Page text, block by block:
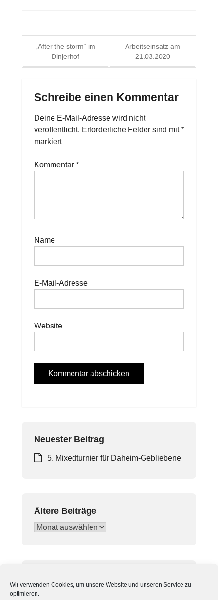
Wir verwenden Cookies, um unsere Website und unseren Service zu
optimieren.
Beitragsnavigation
„After the storm“ im
Dinjerhof
Arbeitseinsatz am
21.03.2020
Schreibe einen Kommentar
Deine E-Mail-Adresse wird nicht
veröffentlicht. Erforderliche Felder sind mit*
markiert
Kommentar *
Name
E-Mail-Adresse
Website
Neuester Beitrag
5. Mixedturnier für Daheim-Gebliebene
Ältere Beiträge
Ältere
Suchen